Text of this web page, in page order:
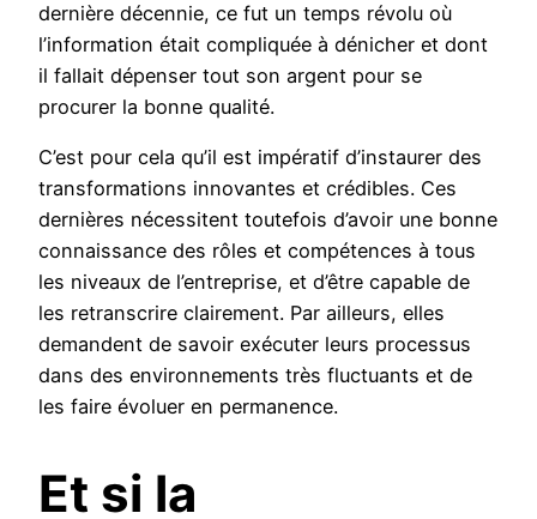
dernière décennie, ce fut un temps révolu où
l’information était compliquée à dénicher et dont
il fallait dépenser tout son argent pour se
procurer la bonne qualité.
C’est pour cela qu’il est impératif d’instaurer des
transformations innovantes et crédibles. Ces
dernières nécessitent toutefois d’avoir une bonne
connaissance des rôles et compétences à tous
les niveaux de l’entreprise, et d’être capable de
les retranscrire clairement. Par ailleurs, elles
demandent de savoir exécuter leurs processus
dans des environnements très fluctuants et de
les faire évoluer en permanence.
Et si la